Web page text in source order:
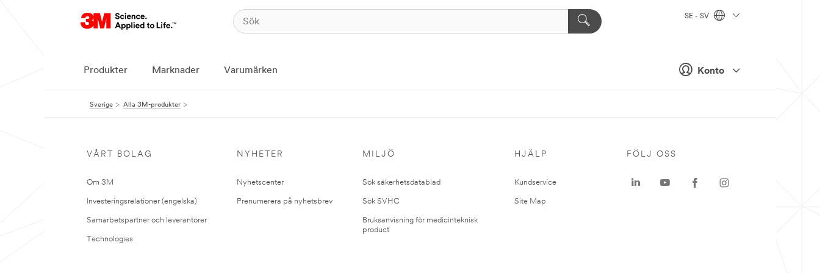
Konto
SE - SV
Produkter Marknader Varumärken
Sverige Alla 3M-produkter
VÅRT BOLAG
Om 3M
Investeringsrelationer (engelska)
Samarbetspartner och leverantörer
Technologies
NYHETER
Nyhetscenter
Prenumerera på nyhetsbrev
MILJÖ
Sök säkerhetsdatablad
Sök SVHC
Bruksanvisning för medicinteknisk
product
HJÄLP
Kundservice
Site Map
FÖLJ OSS